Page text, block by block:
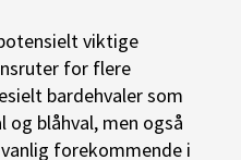
viktige
for flere
bardehvaler som
og blåhval, men også
forekommende i